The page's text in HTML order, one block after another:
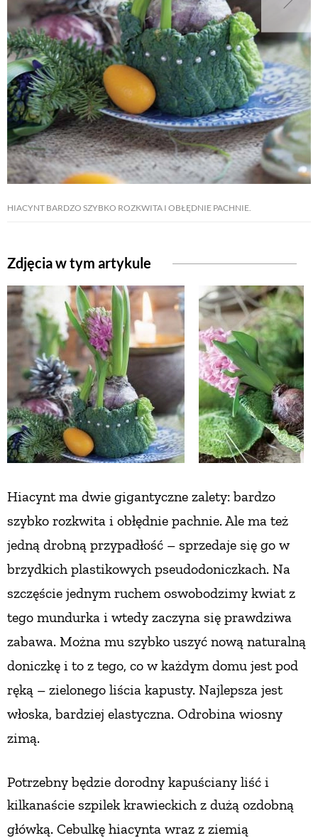
HIACYNT BARDZO SZYBKO ROZKWITA I OBŁĘDNIE PACHNIE.
Zdjęcia w tym artykule
Hiacynt ma dwie gigantyczne zalety: bardzo
szybko rozkwita i obłędnie pachnie. Ale ma też
jedną drobną przypadłość – sprzedaje się go w
brzydkich plastikowych pseudodoniczkach. Na
szczęście jednym ruchem oswobodzimy kwiat z
tego mundurka i wtedy zaczyna się prawdziwa
zabawa. Można mu szybko uszyć nową naturalną
doniczkę i to z tego, co w każdym domu jest pod
ręką – zielonego liścia kapusty. Najlepsza jest
włoska, bardziej elastyczna. Odrobina wiosny
zimą.
Potrzebny będzie dorodny kapuściany liść i
kilkanaście szpilek krawieckich z dużą ozdobną
główką. Cebulkę hiacynta wraz z ziemią